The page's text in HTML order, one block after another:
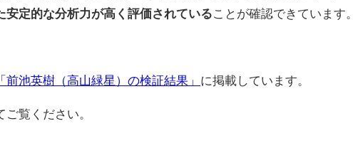
安定的な分析力が高く評価されていることが確認できています。
「前池英樹（高山緑星）の検証結果」 に掲載しています。
覧ください。